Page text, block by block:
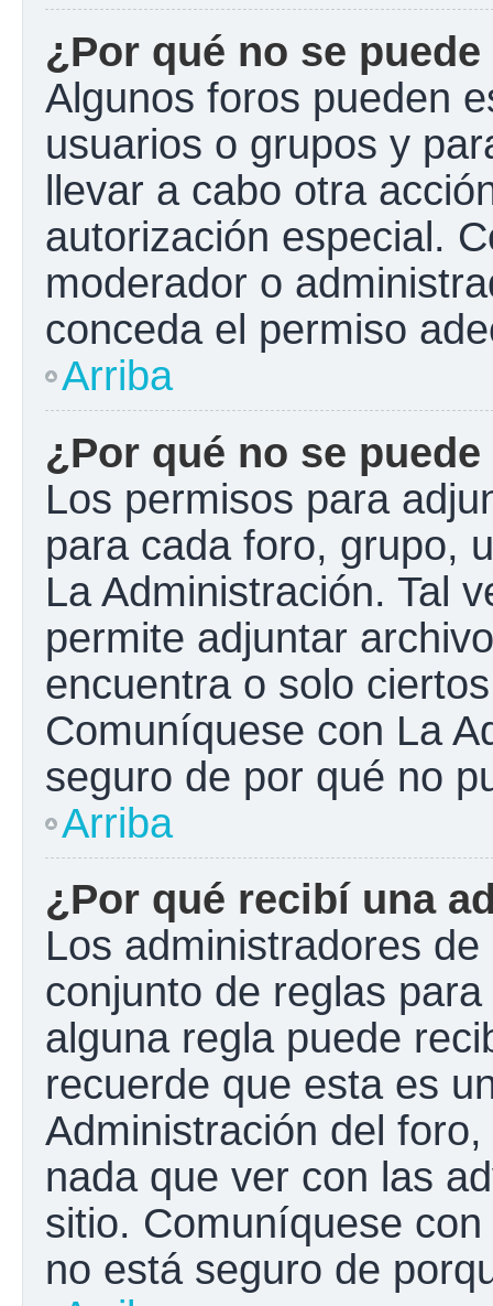
¿Por qué no se
Algunos foros pueden
usuarios o grupos y
llevar a cabo otra
autorización especial.
moderador o
conceda el permiso
Arriba
¿Por qué no se
Los permisos para
para cada foro, grupo,
La Administración. Tal
permite adjuntar
encuentra o solo
Comuníquese con La
seguro de por qué no
Arriba
¿Por qué recibí una
Los administradores
conjunto de reglas
alguna regla puede
recuerde que esta es
Administración del
nada que ver con las
sitio. Comuníquese
no está seguro de